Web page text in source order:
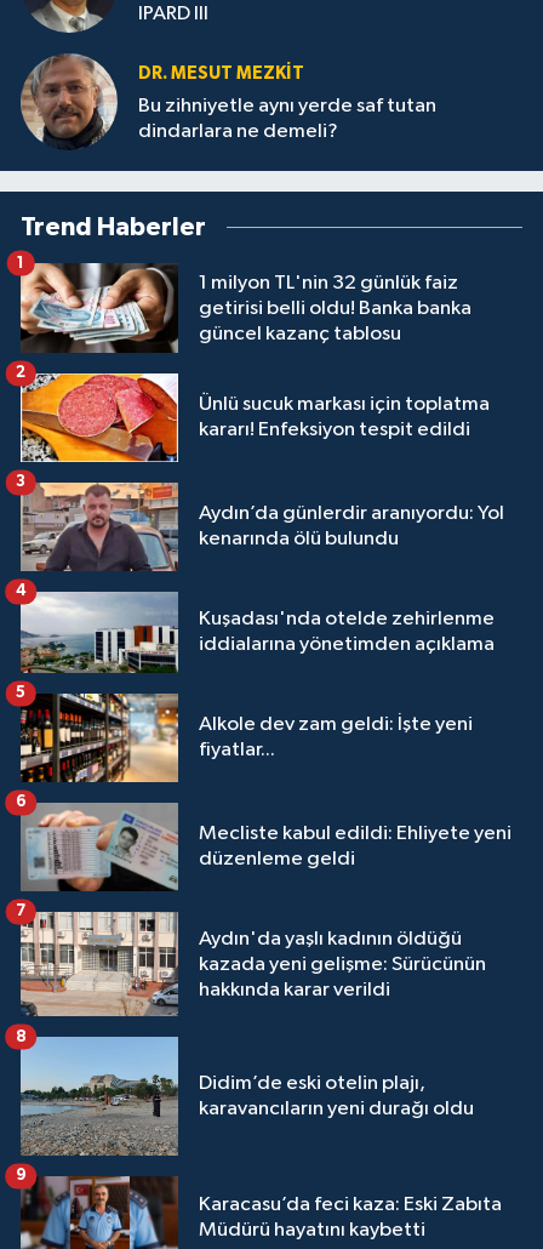
IPARD III
DR. MESUT MEZKIT
Bu zihniyetle aynı yerde saf tutan
dindarlara ne demeli?
Trend Haberler
1 milyon TL'nin 32 günlük faiz
getirisi belli oldu! Banka banka
güncel kazanç tablosu
1
Ünlü sucuk markası için toplatma
kararı! Enfeksiyon tespit edildi
2
Aydın’da günlerdir aranıyordu: Yol
kenarında ölü bulundu
3
Kuşadası'nda otelde zehirlenme
iddialarına yönetimden açıklama
4
Alkole dev zam geldi: İşte yeni
fiyatlar...
5
Mecliste kabul edildi: Ehliyete yeni
düzenleme geldi
6
Aydın'da yaşlı kadının öldüğü
kazada yeni gelişme: Sürücünün
hakkında karar verildi
7
Didim’de eski otelin plajı,
karavancıların yeni durağı oldu
8
Karacasu’da feci kaza: Eski Zabıta
Müdürü hayatını kaybetti
9